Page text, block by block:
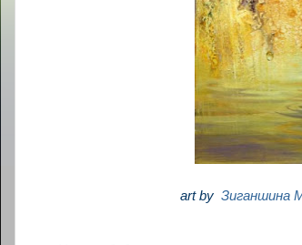
art by Зиганшина